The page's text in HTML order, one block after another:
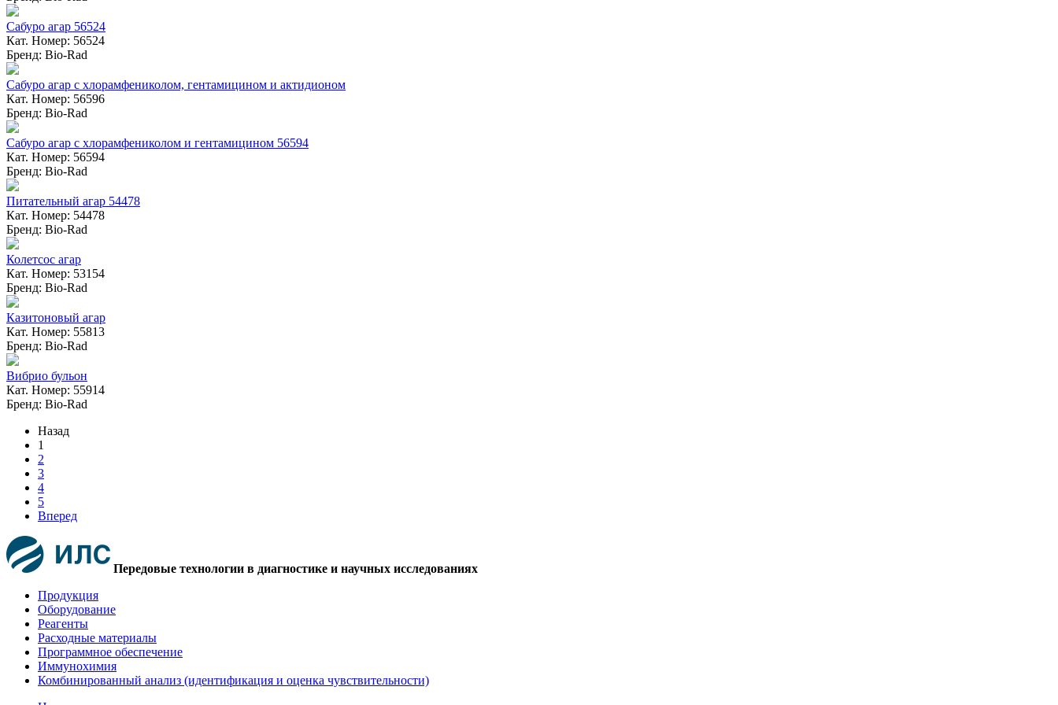
Сабуро агар 56524
Кат. Номер: 56524
Бренд: Bio-Rad
Сабуро агар с хлорамфениколом, гентамицином и актидионом
Кат. Номер: 56596
Бренд: Bio-Rad
Сабуро агар с хлорамфениколом и гентамицином 56594
Кат. Номер: 56594
Бренд: Bio-Rad
Питательный агар 54478
Кат. Номер: 54478
Бренд: Bio-Rad
Колетсос агар
Кат. Номер: 53154
Бренд: Bio-Rad
Казитоновый агар
Кат. Номер: 55813
Бренд: Bio-Rad
Вибрио бульон
Кат. Номер: 55914
Бренд: Bio-Rad
Назад
1
2
3
4
5
Вперед
Передовые технологии в диагностике и научных исследованиях
Продукция
Оборудование
Реагенты
Расходные материалы
Программное обеспечение
Иммунохимия
Комбинированный анализ (идентификация и оценка чувствительности)